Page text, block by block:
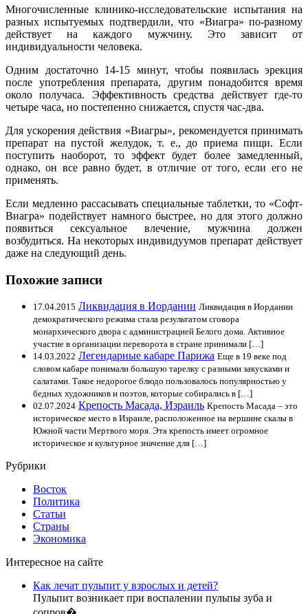
Многочисленные клинико-исследовательские испытания на
разных испытуемых подтвердили, что «Виагра» по-разному
действует на каждого мужчину. Это зависит от
индивидуальности человека.
Одним достаточно 14-15 минут, чтобы появилась эрекция
после употребления препарата, другим понадобится время
около получаса. Эффективность средства действует где-то
четыре часа, но постепенно снижается, спустя час-два.
Для ускорения действия «Виагры», рекомендуется принимать
препарат на пустой желудок, т. е., до приема пищи. Если
поступить наоборот, то эффект будет более замедленный,
однако, он все равно будет, в отличие от того, если его не
применять.
Если медленно рассасывать специальные таблетки, то «Софт-
Виагра» подействует намного быстрее, но для этого должно
появиться сексуальное влечение, мужчина должен
возбудиться. На некоторых индивидуумов препарат действует
даже на следующий день.
Похожие записи
17.04.2015 Ликвидация в Иордании Ликвидация в Иордании
демократического режима стала результатом сговора
монархического двора с администрацией Белого дома. Активное
участие в организации переворота в стране принимали […]
14.03.2022 Легендарные кабаре Парижа Еще в 19 веке под
словом кабаре понимали большую тарелку с разными закусками и
салатами. Такое недорогое блюдо пользовалось популярностью у
бедных художников и поэтов, которые собирались в […]
02.07.2024 Крепость Масада, Израиль Крепость Масада – это
историческое место в Израиле, расположенное на вершине скалы в
Южной части Мертвого моря. Эта крепость имеет огромное
историческое и культурное значение для […]
Рубрики
Восток
Политика
Статьи
Страны
Экономика
Интересное на сайте
Как лечат пульпит у взрослых и детей?
Пульпит возникает при воспалении пульпы зуба и